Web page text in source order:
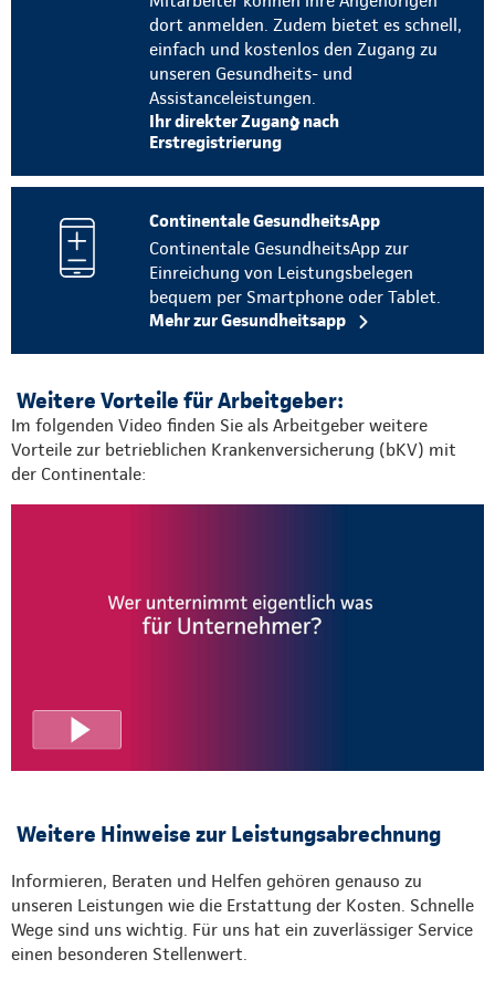
dort anmelden. Zudem bietet es schnell,
einfach und kostenlos den Zugang zu
unseren Gesundheits- und
Assistanceleistungen.
Ihr direkter Zugang nach
Erstregistrierung
Continentale GesundheitsApp
Continentale GesundheitsApp zur
Einreichung von Leistungsbelegen
bequem per Smartphone oder Tablet.
Mehr zur Gesundheitsapp
Weitere Vorteile für Arbeitgeber:
Im folgenden Video finden Sie als Arbeitgeber weitere
Vorteile zur betrieblichen Krankenversicherung (bKV) mit
der Continentale:
Weitere Hinweise zur Leistungsabrechnung
Informieren, Beraten und Helfen gehören genauso zu
unseren Leistungen wie die Erstattung der Kosten. Schnelle
Wege sind uns wichtig. Für uns hat ein zuverlässiger Service
einen besonderen Stellenwert.